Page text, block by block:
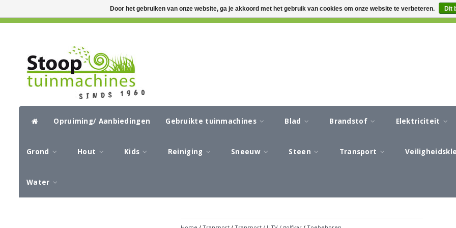
GRATIS VERZENDING VANAF €50,- CIRCA 3-5 WERKDAGEN LEVERTIJD AFREKENEN IN EEN
Opruiming/ Aanbiedingen Gebruikte tuinmachines Blad Brandstof Elektriciteit
Grond Hout Kids Reiniging Sneeuw Steen Transport
Water
Door het gebruiken van onze website, ga je akkoord met het gebruik van cookies om onze website te verbeteren. Dit